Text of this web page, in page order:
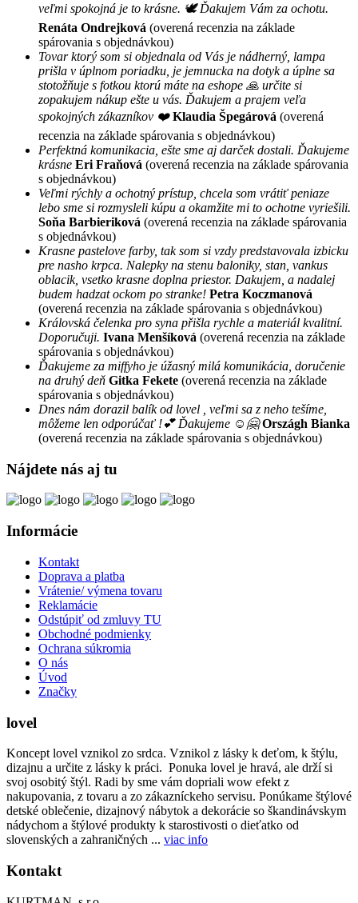
veľmi spokojná je to krásne. 🕊 Ďakujem Vám za ochotu.
Renáta Ondrejková (overená recenzia na základe
spárovania s objednávkou)
Tovar ktorý som si objednala od Vás je nádherný, lampa
prišla v úplnom poriadku, je jemnucka na dotyk a úplne sa
stotožňuje s fotkou ktorú máte na eshope 🙏 určite si
zopakujem nákup ešte u vás. Ďakujem a prajem veľa
spokojných zákazníkov ❤️ Klaudia Špegárová (overená
recenzia na základe spárovania s objednávkou)
Perfektná komunikacia, ešte sme aj darček dostali. Ďakujeme
krásne Eri Fraňová (overená recenzia na základe spárovania
s objednávkou)
Veľmi rýchly a ochotný prístup, chcela som vrátiť peniaze
lebo sme si rozmysleli kúpu a okamžite mi to ochotne vyriešili.
Soňa Barbieriková (overená recenzia na základe spárovania
s objednávkou)
Krasne pastelove farby, tak som si vzdy predstavovala izbicku
pre nasho krpca. Nalepky na stenu baloniky, stan, vankus
oblacik, vsetko krasne doplna priestor. Dakujem, a nadalej
budem hadzat ockom po stranke! Petra Koczmanová
(overená recenzia na základe spárovania s objednávkou)
Královská čelenka pro syna přišla rychle a materiál kvalitní.
Doporučuji. Ivana Menšíková (overená recenzia na základe
spárovania s objednávkou)
Ďakujeme za miffyho je úžasný milá komunikácia, doručenie
na druhý deň Gitka Fekete (overená recenzia na základe
spárovania s objednávkou)
Dnes nám dorazil balík od lovel , veľmi sa z neho tešíme,
môžeme len odporúčať !💕 Ďakujeme ☺️🤗 Országh Bianka
(overená recenzia na základe spárovania s objednávkou)
Nájdete nás aj tu
Informácie
Kontakt
Doprava a platba
Vrátenie/ výmena tovaru
Reklamácie
Odstúpiť od zmluvy TU
Obchodné podmienky
Ochrana súkromia
O nás
Úvod
Značky
lovel
Koncept lovel vznikol zo srdca. Vznikol z lásky k deťom, k štýlu,
dizajnu a určite z lásky k práci. Ponuka lovel je hravá, ale drží si
svoj osobitý štýl. Radi by sme vám dopriali wow efekt z
nakupovania, z tovaru a zo zákazníckeho servisu. Ponúkame štýlové
detské oblečenie, dizajnový nábytok a dekorácie so škandinávskym
nádychom a štýlové produkty k starostivosti o dieťatko od
slovenských a zahraničných ... viac info
Kontakt